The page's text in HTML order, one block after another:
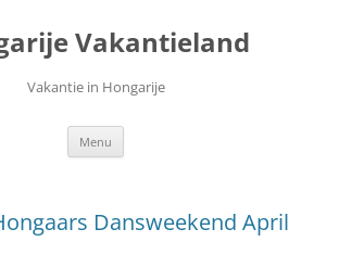
Vakantieland
Vakantie in Hongarije
Menu
Dansweekend April